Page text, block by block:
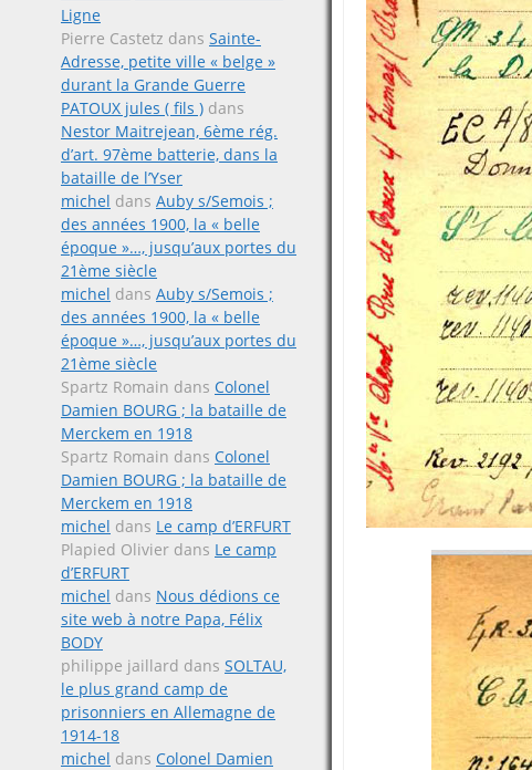
Ligne
Pierre Castetz dans Sainte-
Adresse, petite ville « belge »
durant la Grande Guerre
PATOUX jules ( fils ) dans
Nestor Maitrejean, 6ème rég.
d’art. 97ème batterie, dans la
bataille de l’Yser
michel dans Auby s/Semois ;
des années 1900, la « belle
époque »…, jusqu’aux portes du
21ème siècle
michel dans Auby s/Semois ;
des années 1900, la « belle
époque »…, jusqu’aux portes du
21ème siècle
Spartz Romain dans Colonel
Damien BOURG ; la bataille de
Merckem en 1918
Spartz Romain dans Colonel
Damien BOURG ; la bataille de
Merckem en 1918
michel dans Le camp d’ERFURT
Plapied Olivier dans Le camp
d’ERFURT
michel dans Nous dédions ce
site web à notre Papa, Félix
BODY
philippe jaillard dans SOLTAU,
le plus grand camp de
prisonniers en Allemagne de
1914-18
michel dans Colonel Damien